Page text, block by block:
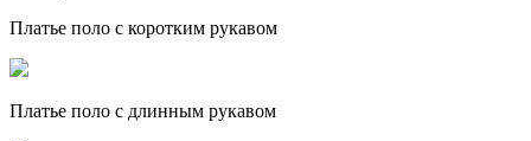
Платье поло с коротким рукавом
Платье поло с длинным рукавом